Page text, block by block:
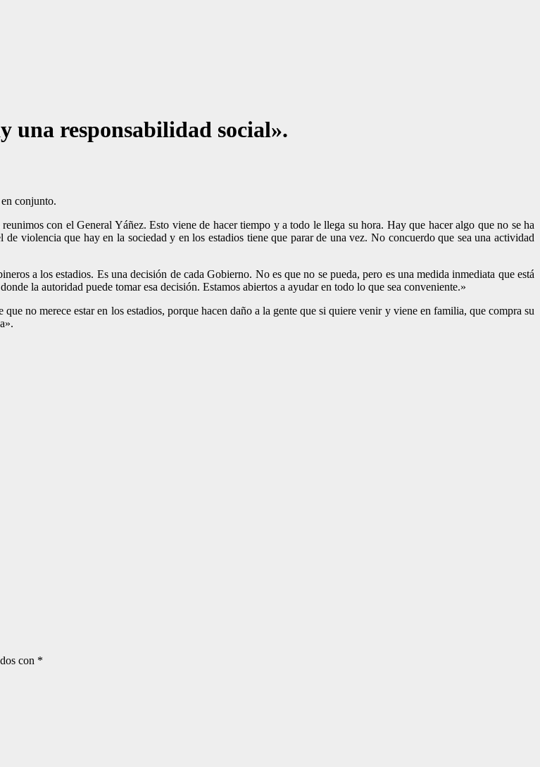
una responsabilidad social».
conjunto.
con el General Yáñez. Esto viene de hacer tiempo y a todo le llega su hora. Hay que hacer algo que no se ha
violencia que hay en la sociedad y en los estadios tiene que parar de una vez. No concuerdo que sea una actividad
a los estadios. Es una decisión de cada Gobierno. No es que no se pueda, pero es una medida inmediata que está
la autoridad puede tomar esa decisión. Estamos abiertos a ayudar en todo lo que sea conveniente.»
no merece estar en los estadios, porque hacen daño a la gente que si quiere venir y viene en familia, que compra su
con *